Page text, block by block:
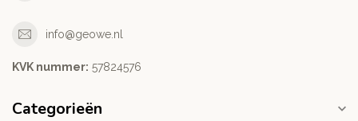
info@geowe.nl
KVK nummer: ‭57824576‬
Categorieën